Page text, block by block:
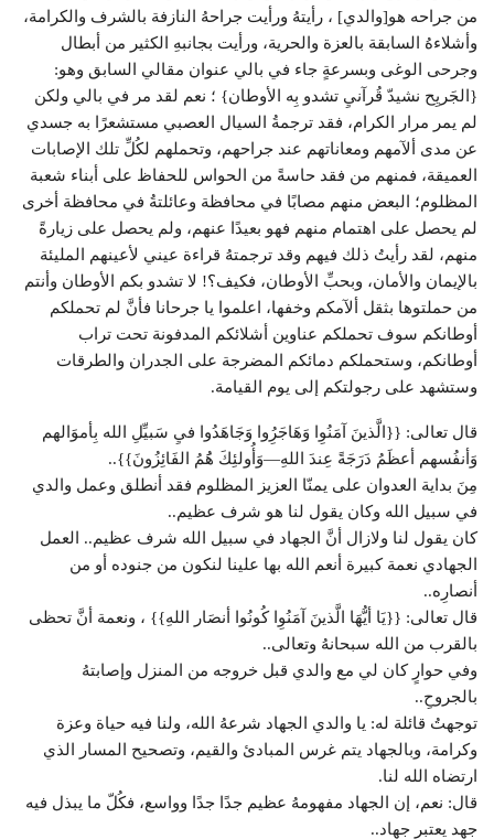
من جراحه هو[والدي] ، رأيتهُ ورأيت جراحهُ النازفة بالشرف والكرامة،
وأشلاءهُ السابقة بالعزة والحرية، ورأيت بجانبهِ الكثير من أبطال
وجرحى الوغى وبسرعةٍ جاء في بالي عنوان مقالي السابق وهو:
{الجَريِح نشيدّ قُرآنيِ تشدو بِه الأوطان} ؛ نعم لقد مر في بالي ولكن
لم يمر مرار الكرام، فقد ترجمةُ السيال العصبي مستشعرًا به جسدي
عن مدى ألآمهم ومعاناتهم عند جراحهم، وتحملهم لكُلِّ تلك الإصابات
العميقة، فمنهم من فقد حاسةً من الحواس للحفاظ على أبناء شعبة
المظلوم؛ البعض منهم مصابًا في محافظة وعائلتةُ في محافظة أخرى
لم يحصل على اهتمام منهم فهو بعيدًا عنهم، ولم يحصل على زيارةً
منهم، لقد رأيتُ ذلك فيهم وقد ترجمتهُ قراءة عيني لأعينهم المليئة
بالإيمان والأمان، وبحبِّ الأوطان، فكيف؟! لا تشدو بكم الأوطان وأنتم
من حملتوها بثقل ألآمكم وخفها، اعلموا يا جرحانا فأنَّ لم تحملكم
أوطانكم سوف تحملكم عناوين أشلائكم المدفونة تحت تراب
أوطانكم، وستحملكم دمائكم المضرجة على الجدران والطرقات
وستشهد على رجولتكم إلى يوم القيامة.
قال تعالى: {{الَّذينَ آمَنُوِا وَهَاجَرُِوا وَجَاهَدُوا فيِ سَبيِّلِ الله بِأموَالهم
وَأنفُسهم أعظَمُ دَرَجَةً عِندَ اللهِ—وَأُولئِكَ هَُمُ الفَائِزُونَ}}..
مِنَ بداية العدوان على يمنّا العزيز المظلوم فقد أنطلق وعمل والدي
في سبيل الله وكان يقول لنا هو شرف عظيم..
كان يقول لنا ولازال أنَّ الجهاد في سبيل الله شرف عظيم.. العمل
الجهادي نعمة كبيرة أنعم الله بها علينا لنكون من جنوده أو من
أنصارِه..
قال تعالى: {{يَا أيُّهَا الَّذينَ آمَنُوِا كُونُوا أنصَار اللهِ}} ، ونعمة أنَّ تحظى
بالقرب من الله سبحانهُ وتعالى..
وفي حوارٍ كان لي مع والدي قبل خروجه من المنزل وإصابتهُ
بالجروحِ..
توجهتُ قائلة له: يا والدي الجهاد شرعهُ الله، ولنا فيه حياة وعزة
وكرامة، وبالجهاد يتم غرس المبادئ والقيم، وتصحيح المسار الذي
ارتضاه الله لنا.
قال: نعم، إن الجهاد مفهومهُ عظيم جدًا جدًا وواسع، فكُلّ ما يبذل فيه
جهد يعتبر جهاد..